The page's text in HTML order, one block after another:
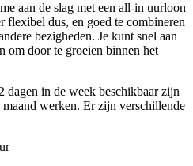
aan de slag met een all-in uurloon
flexibel dus, en goed te combineren
bezigheden. Je kunt snel aan
om door te groeien binnen het
dagen in de week beschikbaar zijn
werken. Er zijn verschillende